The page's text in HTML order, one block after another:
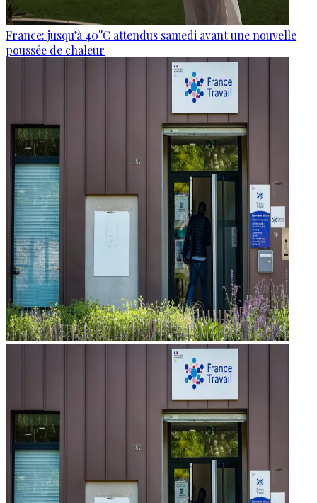
France: jusqu’à 40°C attendus samedi avant une nouvelle
poussée de chaleur